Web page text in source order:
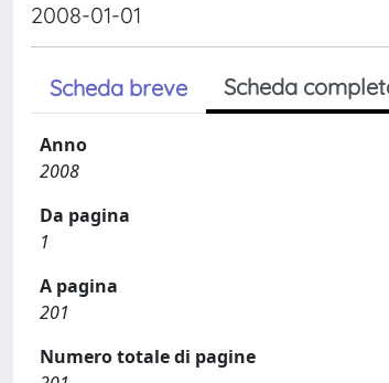
2008-01-01
Scheda breve Scheda
Anno
2008
Da pagina
1
A pagina
201
Numero totale di pagine